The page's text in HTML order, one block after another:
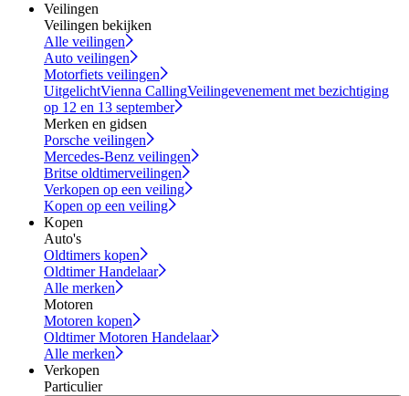
Veilingen
Veilingen bekijken
Alle veilingen
Auto veilingen
Motorfiets veilingen
UitgelichtVienna CallingVeilingevenement met bezichtiging
op 12 en 13 september
Merken en gidsen
Porsche veilingen
Mercedes-Benz veilingen
Britse oldtimerveilingen
Verkopen op een veiling
Kopen op een veiling
Kopen
Auto's
Oldtimers kopen
Oldtimer Handelaar
Alle merken
Motoren
Motoren kopen
Oldtimer Motoren Handelaar
Alle merken
Verkopen
Particulier